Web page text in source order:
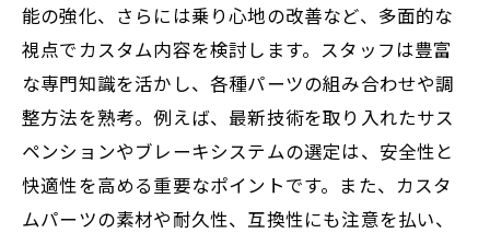
能の強化、さらには乗り心地の改善など、多面的な
視点でカスタム内容を検討します。スタッフは豊富
な専門知識を活かし、各種パーツの組み合わせや調
整方法を熟考。例えば、最新技術を取り入れたサス
ペンションやブレーキシステムの選定は、安全性と
快適性を高める重要なポイントです。また、カスタ
ムパーツの素材や耐久性、互換性にも注意を払い、